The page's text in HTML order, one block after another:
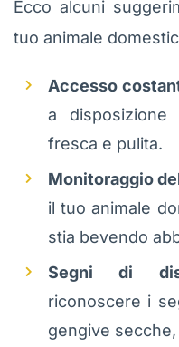
Ecco alcuni
tuo animale
Accesso
a
fresca e pulita.
Monitoraggio
il tuo animale
stia bevendo
Segni di
riconoscere i
gengive